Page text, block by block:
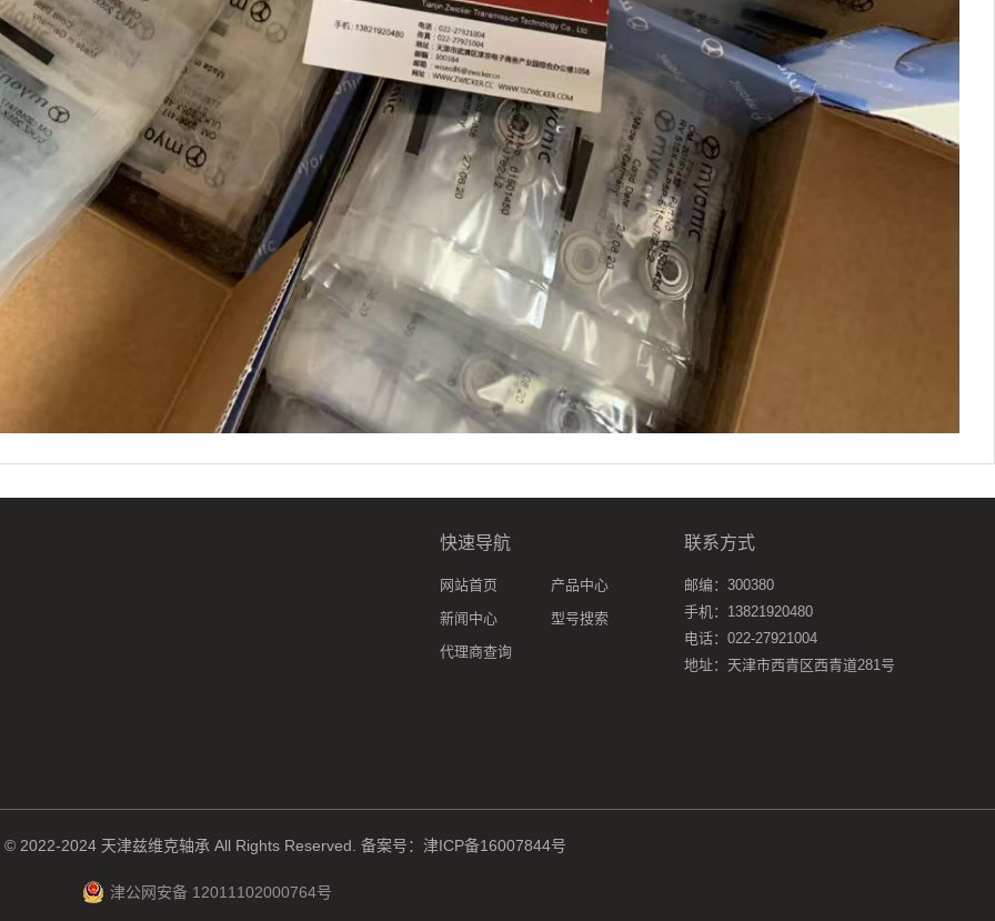
快速导航
网站首页
产品中心
新闻中心
型号搜索
代理商查询
联系方式
邮编：300380
手机：13821920480
电话：022-27921004
地址：天津市西青区西青道281号
2022-2024 天津兹维克轴承 All Rights Reserved. 备案号：津ICP备16007844号
津公网安备 12011102000764号